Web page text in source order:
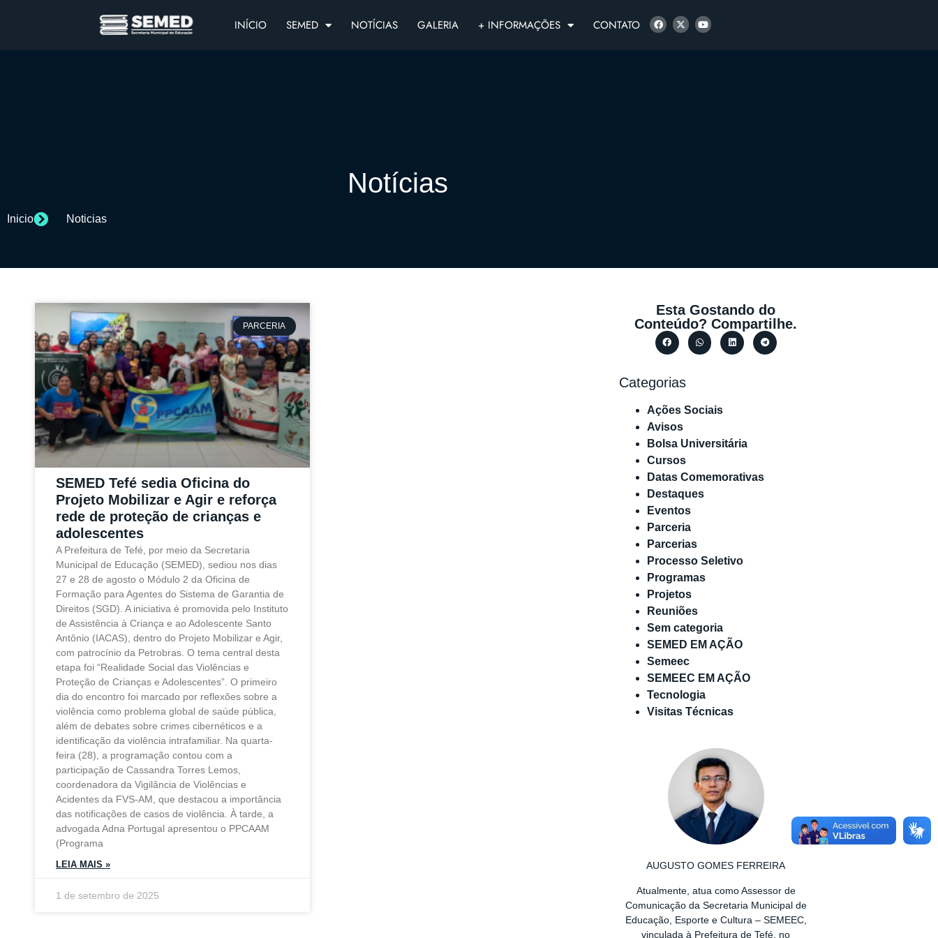
INÍCIO SEMED NOTÍCIAS GALERIA + INFORMAÇÕES CONTATO
Notícias
Inicio Noticias
PARCERIA
SEMED Tefé sedia Oficina do
Projeto Mobilizar e Agir e reforça
rede de proteção de crianças e
adolescentes
A Prefeitura de Tefé, por meio da Secretaria
Municipal de Educação (SEMED), sediou nos dias
27 e 28 de agosto o Módulo 2 da Oficina de
Formação para Agentes do Sistema de Garantia de
Direitos (SGD). A iniciativa é promovida pelo Instituto
de Assistência à Criança e ao Adolescente Santo
Antônio (IACAS), dentro do Projeto Mobilizar e Agir,
com patrocínio da Petrobras. O tema central desta
etapa foi “Realidade Social das Violências e
Proteção de Crianças e Adolescentes”. O primeiro
dia do encontro foi marcado por reflexões sobre a
violência como problema global de saúde pública,
além de debates sobre crimes cibernéticos e a
identificação da violência intrafamiliar. Na quarta-
feira (28), a programação contou com a
participação de Cassandra Torres Lemos,
coordenadora da Vigilância de Violências e
Acidentes da FVS-AM, que destacou a importância
das notificações de casos de violência. À tarde, a
advogada Adna Portugal apresentou o PPCAAM
(Programa
LEIA MAIS »
1 de setembro de 2025
Esta Gostando do
Conteúdo? Compartilhe.
Categorias
Ações Sociais
Avisos
Bolsa Universitária
Cursos
Datas Comemorativas
Destaques
Eventos
Parceria
Parcerias
Processo Seletivo
Programas
Projetos
Reuniões
Sem categoria
SEMED EM AÇÃO
Semeec
SEMEEC EM AÇÃO
Tecnologia
Visitas Técnicas
AUGUSTO GOMES FERREIRA
Atualmente, atua como Assessor de
Comunicação da Secretaria Municipal de
Educação, Esporte e Cultura – SEMEEC,
vinculada à Prefeitura de Tefé, no